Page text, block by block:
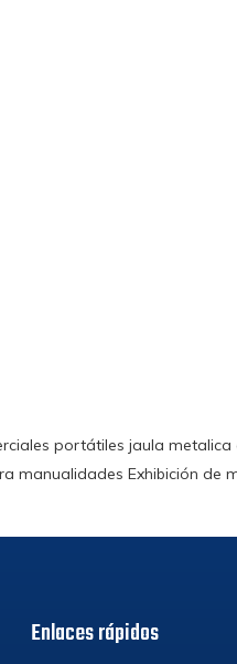
portátiles jaula metalica
manualidades Exhibición de
Enlaces rápidos